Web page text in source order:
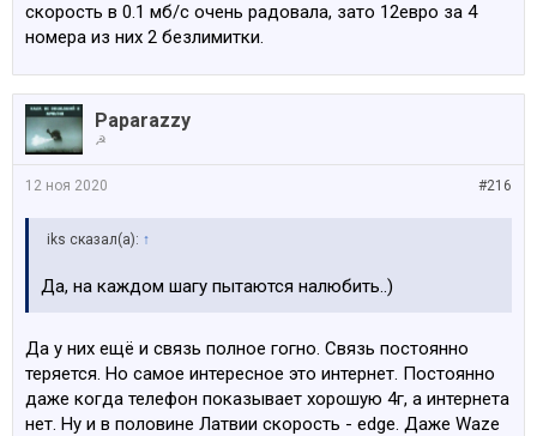
скорость в 0.1 мб/с очень радовала, зато 12евро за 4
номера из них 2 безлимитки.
Paparazzy
☭
#216
12 ноя 2020
iks сказал(а): ↑
Да, на каждом шагу пытаются налюбить..)
Да у них ещё и связь полное гогно. Связь постоянно
теряется. Но самое интересное это интернет. Постоянно
даже когда телефон показывает хорошую 4г, а интернета
нет. Ну и в половине Латвии скорость - edge. Даже Waze